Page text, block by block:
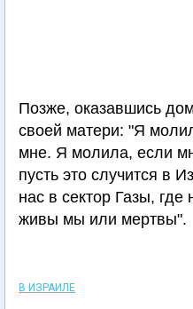
Позже, оказавшись
своей матери: "Я
мне. Я молила, если
пусть это случится в
нас в сектор Газы, где
живы мы или мертвы".
В ИЗРАИЛЕ